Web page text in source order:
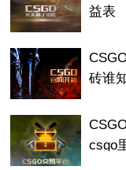
益表
砖谁
csgo